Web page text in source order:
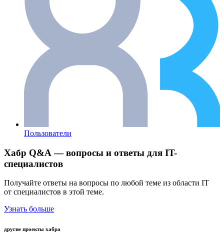
Пользователи
Хабр Q&A — вопросы и ответы для IT-
специалистов
Получайте ответы на вопросы по любой теме из области IT
от специалистов в этой теме.
Узнать больше
другие проекты хабра